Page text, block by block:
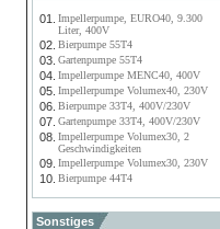
01.
Impellerpumpe, EURO40, 9.300
Liter, 400V
02. Bierpumpe 55T4
03. Gartenpumpe 55T4
04. Impellerpumpe MENC40, 400V
05. Impellerpumpe Volumex40, 230V
06. Bierpumpe 33T4, 400V/230V
07. Gartenpumpe 33T4, 400V/230V
08. Impellerpumpe Volumex30, 2
Geschwindigkeiten
09. Impellerpumpe Volumex30, 230V
10. Bierpumpe 44T4
Sonstiges